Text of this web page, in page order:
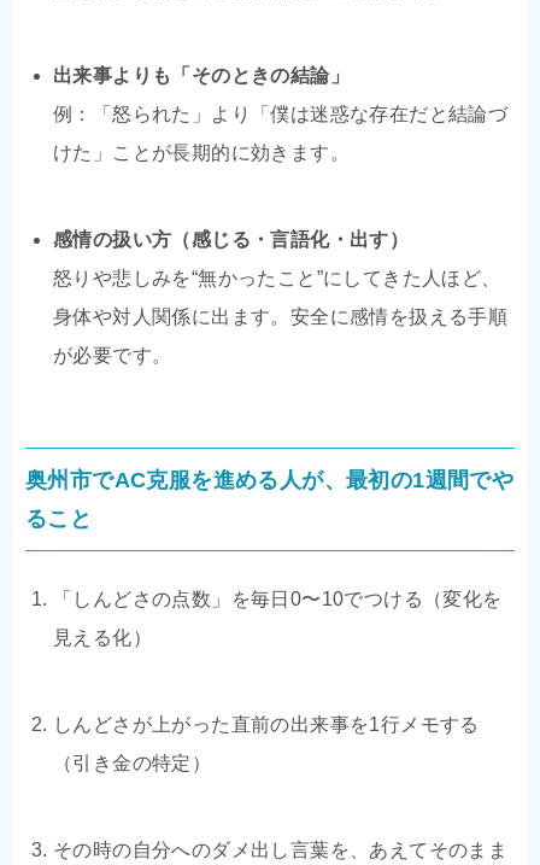
出来事よりも「そのときの結論」
例：「怒られた」より「僕は迷惑な存在だと結論づ
けた」ことが長期的に効きます。
感情の扱い方（感じる・言語化・出す）
怒りや悲しみを“無かったこと”にしてきた人ほど、
身体や対人関係に出ます。安全に感情を扱える手順
が必要です。
奥州市でAC克服を進める人が、最初の1週間でや
ること
「しんどさの点数」を毎日0〜10でつける（変化を
見える化）
しんどさが上がった直前の出来事を1行メモする
（引き金の特定）
その時の自分へのダメ出し言葉を、あえてそのまま